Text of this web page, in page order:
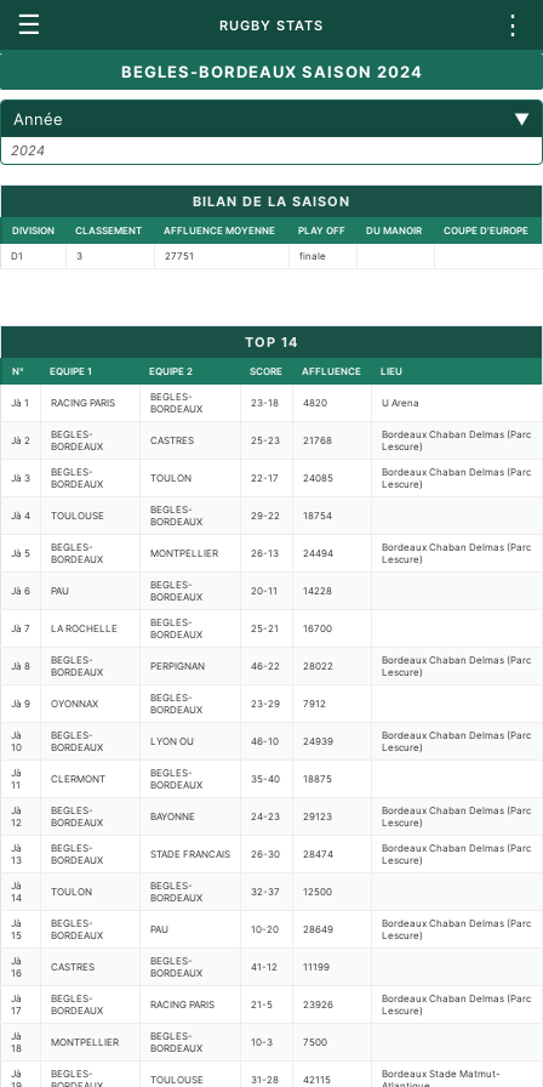
☰ RUGBY STATS ⋮
BEGLES-BORDEAUX SAISON 2024
Année ▼
2024
BILAN DE LA SAISON
DIVISION CLASSEMENT AFFLUENCE MOYENNE PLAY OFF DU MANOIR COUPE D'EUROPE
D1 3 27751 finale
TOP 14
N° EQUIPE 1 EQUIPE 2 SCORE AFFLUENCE LIEU
Jà 1 RACING PARIS
BEGLES-
BORDEAUX
23-18 4820 U Arena
Jà 2
BEGLES-
BORDEAUX
CASTRES 25-23 21768
Bordeaux Chaban Delmas (Parc
Lescure)
Jà 3
BEGLES-
BORDEAUX
TOULON 22-17 24085
Bordeaux Chaban Delmas (Parc
Lescure)
Jà 4 TOULOUSE
BEGLES-
BORDEAUX
29-22 18754
Jà 5
BEGLES-
BORDEAUX
MONTPELLIER 26-13 24494
Bordeaux Chaban Delmas (Parc
Lescure)
Jà 6 PAU
BEGLES-
BORDEAUX
20-11 14228
Jà 7 LA ROCHELLE
BEGLES-
BORDEAUX
25-21 16700
Jà 8
BEGLES-
BORDEAUX
PERPIGNAN 46-22 28022
Bordeaux Chaban Delmas (Parc
Lescure)
Jà 9 OYONNAX
BEGLES-
BORDEAUX
23-29 7912
Jà
10
BEGLES-
BORDEAUX
LYON OU 46-10 24939
Bordeaux Chaban Delmas (Parc
Lescure)
Jà
11
CLERMONT
BEGLES-
BORDEAUX
35-40 18875
Jà
12
BEGLES-
BORDEAUX
BAYONNE 24-23 29123
Bordeaux Chaban Delmas (Parc
Lescure)
Jà
13
BEGLES-
BORDEAUX
STADE FRANCAIS 26-30 28474
Bordeaux Chaban Delmas (Parc
Lescure)
Jà
14
TOULON
BEGLES-
BORDEAUX
32-37 12500
Jà
15
BEGLES-
BORDEAUX
PAU 10-20 28649
Bordeaux Chaban Delmas (Parc
Lescure)
Jà
16
CASTRES
BEGLES-
BORDEAUX
41-12 11199
Jà
17
BEGLES-
BORDEAUX
RACING PARIS 21-5 23926
Bordeaux Chaban Delmas (Parc
Lescure)
Jà
18
MONTPELLIER
BEGLES-
BORDEAUX
10-3 7500
Jà
BEGLES-
TOULOUSE 31-28 42115
Bordeaux Stade Matmut-